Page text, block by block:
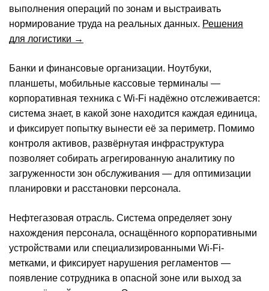
выполнения операций по зонам и выстраивать
нормирование труда на реальных данных. Решения
для логистики →
Банки и финансовые организации. Ноутбуки,
планшеты, мобильные кассовые терминалы —
корпоративная техника с Wi-Fi надёжно отслеживается:
система знает, в какой зоне находится каждая единица,
и фиксирует попытку вынести её за периметр. Помимо
контроля активов, развёрнутая инфраструктура
позволяет собирать агрегированную аналитику по
загруженности зон обслуживания — для оптимизации
планировки и расстановки персонала.
Нефтегазовая отрасль. Система определяет зону
нахождения персонала, оснащённого корпоративными
устройствами или специализированными Wi-Fi-
метками, и фиксирует нарушения регламентов —
появление сотрудника в опасной зоне или выход за